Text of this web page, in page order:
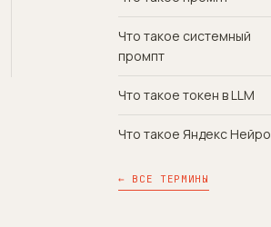
Что такое системный
промпт
Что такое токен в LLM
Что такое Яндекс Нейро
← ВСЕ ТЕРМИНЫ